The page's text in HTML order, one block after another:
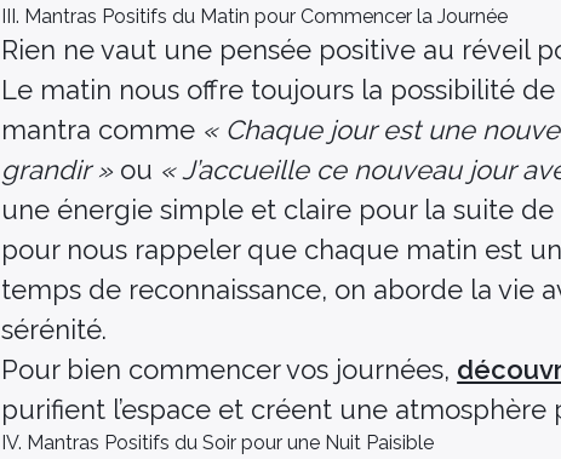
III. Mantras Positifs du Matin pour Commencer la Journée
Rien ne vaut une pensée positive au réveil
Le matin nous offre toujours la possibilité
mantra comme « Chaque jour est une
grandir » ou « J’accueille ce nouveau jour
une énergie simple et claire pour la suite de
pour nous rappeler que chaque matin est
temps de reconnaissance, on aborde la vie
sérénité.
Pour bien commencer vos journées,
purifient l’espace et créent une
IV. Mantras Positifs du Soir pour une Nuit Paisible